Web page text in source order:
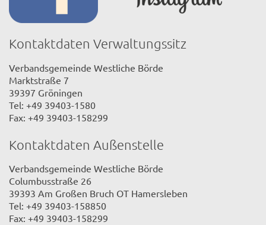
Kontaktdaten Verwaltungssitz
Verbandsgemeinde Westliche Börde
Marktstraße 7
39397 Gröningen
Tel: +49 39403-1580
Fax: +49 39403-158299
Kontaktdaten Außenstelle
Verbandsgemeinde Westliche Börde
Columbusstraße 26
39393 Am Großen Bruch OT Hamersleben
Tel: +49 39403-158850
Fax: +49 39403-158299